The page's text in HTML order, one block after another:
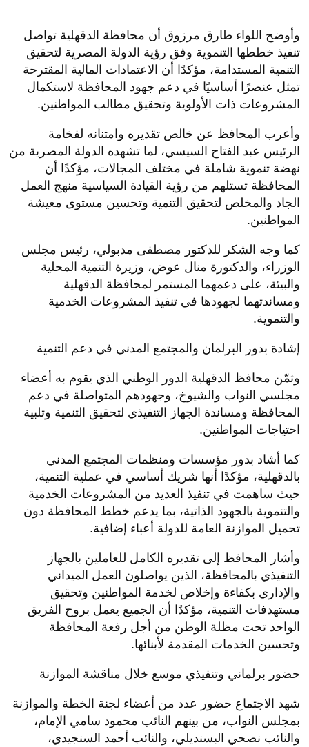
وأوضح اللواء طارق مرزوق أن محافظة الدقهلية تواصل
تنفيذ خططها التنموية وفق رؤية الدولة المصرية لتحقيق
التنمية المستدامة، مؤكدًا أن الاعتمادات المالية المقترحة
تمثل عنصرًا أساسيًا في دعم جهود المحافظة لاستكمال
المشروعات ذات الأولوية وتحقيق مطالب المواطنين.
وأعرب المحافظ عن خالص تقديره وامتنانه لفخامة
الرئيس عبد الفتاح السيسي، لما تشهده الدولة المصرية من
نهضة تنموية شاملة في مختلف المجالات، مؤكدًا أن
المحافظة تستلهم من رؤية القيادة السياسية منهج العمل
الجاد والمخلص لتحقيق التنمية وتحسين مستوى معيشة
المواطنين.
كما وجه الشكر للدكتور مصطفى مدبولي، رئيس مجلس
الوزراء، والدكتورة منال عوض، وزيرة التنمية المحلية
والبيئة، على دعمهما المستمر لمحافظة الدقهلية
ومساندتهما لجهودها في تنفيذ المشروعات الخدمية
والتنموية.
إشادة بدور البرلمان والمجتمع المدني في دعم التنمية
وثمّن محافظ الدقهلية الدور الوطني الذي يقوم به أعضاء
مجلسي النواب والشيوخ، وجهودهم المتواصلة في دعم
المحافظة ومساندة الجهاز التنفيذي لتحقيق التنمية وتلبية
احتياجات المواطنين.
كما أشاد بدور مؤسسات ومنظمات المجتمع المدني
بالدقهلية، مؤكدًا أنها شريك أساسي في عملية التنمية،
حيث ساهمت في تنفيذ العديد من المشروعات الخدمية
والتنموية بالجهود الذاتية، بما يدعم خطط المحافظة دون
تحميل الموازنة العامة للدولة أعباء إضافية.
وأشار المحافظ إلى تقديره الكامل للعاملين بالجهاز
التنفيذي بالمحافظة، الذين يواصلون العمل الميداني
والإداري بكفاءة وإخلاص لخدمة المواطنين وتحقيق
مستهدفات التنمية، مؤكدًا أن الجميع يعمل بروح الفريق
الواحد تحت مظلة الوطن من أجل رفعة المحافظة
وتحسين الخدمات المقدمة لأبنائها.
حضور برلماني وتنفيذي موسع خلال مناقشة الموازنة
شهد الاجتماع حضور عدد من أعضاء لجنة الخطة والموازنة
بمجلس النواب، من بينهم النائب محمود سامي الإمام،
والنائب نصحي البسنديلي، والنائب أحمد السنجيدي،